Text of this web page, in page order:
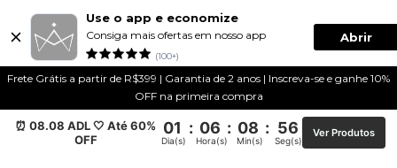
Use o app e economize
Consiga mais ofertas em nosso app
(100+)
Abrir
Frete Grátis a partir de R$399 | Garantia de 2 anos | Inscreva-se e ganhe 10%
OFF na primeira compra
⏰ 08.08 ADL 🤍 Até 60%
OFF
01 : 06 : 08 : 55
Dia(s) Hora(s) Min(s) Seg(s)
Ver Produtos